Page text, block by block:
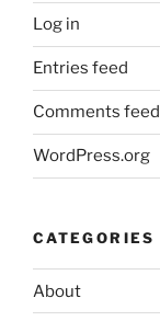
Log in
Entries feed
Comments feed
WordPress.org
CATEGORIES
About